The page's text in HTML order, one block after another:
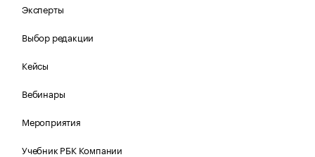
Эксперты
Выбор редакции
Кейсы
Вебинары
Мероприятия
Учебник РБК Компании